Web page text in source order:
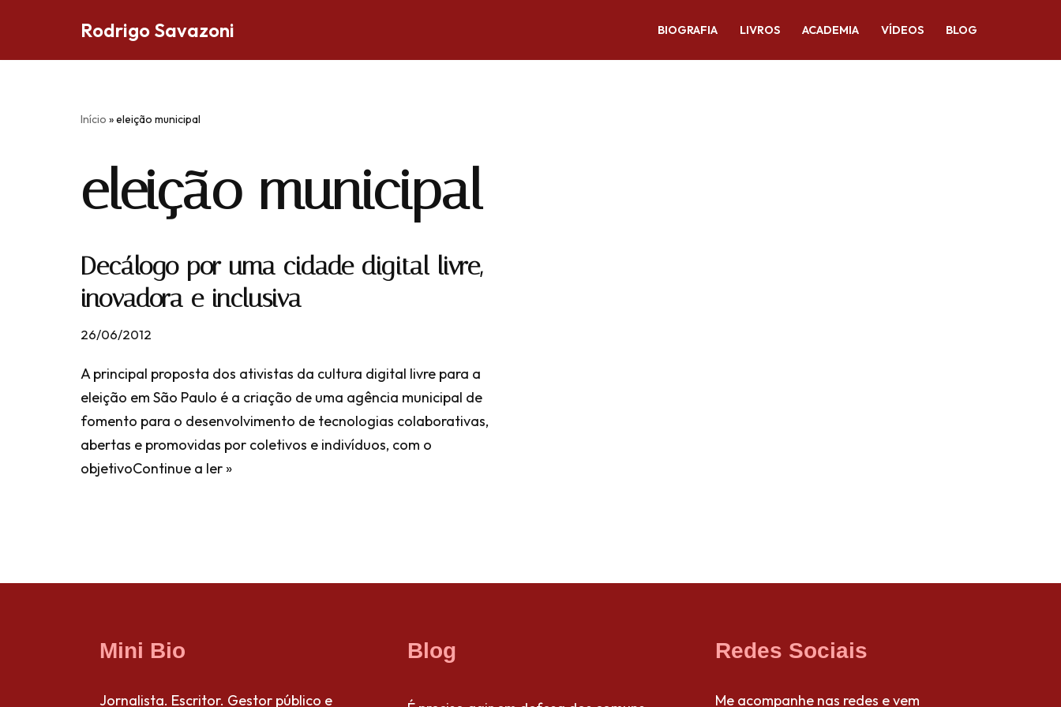
Rodrigo Savazoni BIOGRAFIA LIVROS ACADEMIA VÍDEOS BLOG
Início »eleição municipal
eleição municipal
Decálogo por uma cidade digital livre,
inovadora e inclusiva
26/06/2012
A principal proposta dos ativistas da cultura digital livre para a
eleição em São Paulo é a criação de uma agência municipal de
fomento para o desenvolvimento de tecnologias colaborativas,
abertas e promovidas por coletivos e indivíduos, com o
objetivoContinue a ler »
Mini Bio
Jornalista. Escritor. Gestor público e
Blog Redes Sociais
Me acompanhe nas redes e vem